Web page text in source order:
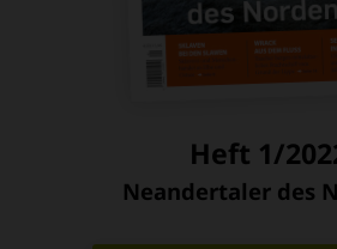
Heft 1/
:
Neandertaler des